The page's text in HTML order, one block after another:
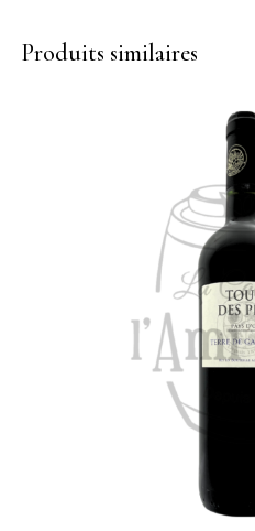
Produits similaires